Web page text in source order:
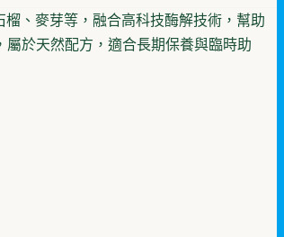
、麥芽等，融合高科技酶解技術，幫助
於天然配方，適合長期保養與臨時助